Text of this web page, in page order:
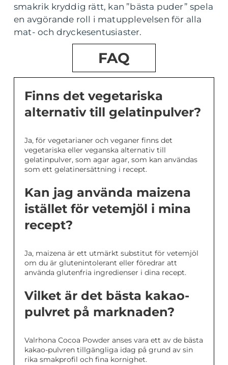
smakrik kryddig rätt, kan ”bästa puder” spela
en avgörande roll i matupplevelsen för alla
mat- och dryckesentusiaster.
FAQ
Finns det vegetariska
alternativ till gelatinpulver?
Ja, för vegetarianer och veganer finns det
vegetariska eller veganska alternativ till
gelatinpulver, som agar agar, som kan användas
som ett gelatinersättning i recept.
Kan jag använda maizena
istället för vetemjöl i mina
recept?
Ja, maizena är ett utmärkt substitut för vetemjöl
om du är glutenintolerant eller föredrar att
använda glutenfria ingredienser i dina recept.
Vilket är det bästa kakao-
pulvret på marknaden?
Valrhona Cocoa Powder anses vara ett av de bästa
kakao-pulvren tillgängliga idag på grund av sin
rika smakprofil och fina kornighet.